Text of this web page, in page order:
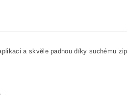
a skvěle padnou díky suchému